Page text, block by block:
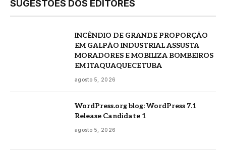
SUGESTÕES DOS EDITORES
INCÊNDIO DE GRANDE PROPORÇÃO
EM GALPÃO INDUSTRIAL ASSUSTA
MORADORES E MOBILIZA BOMBEIROS
EM ITAQUAQUECETUBA
agosto 5, 2026
WordPress.org blog: WordPress 7.1
Release Candidate 1
agosto 5, 2026